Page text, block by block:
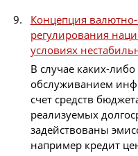
Концепция
регулирования
условиях
В случае каких-
обслуживанием
счет средств
реализуемых
задействованы
например кредит